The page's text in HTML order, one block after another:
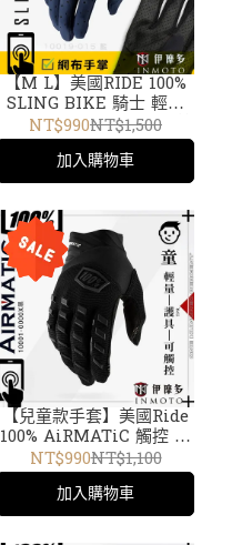
【M L】美國RIDE 100%
SLING BIKE 騎士 輕量
短手套 觸控 4向彈性材質
打孔透氣 越野 10019-015
藍
NT$990NT$1,500
加入購物車
【兒童款手套】美國Ride
100% AiRMATiC 觸控 輕
量騎士防護 短手套TPR護
具。黑10001-0000
NT$990NT$1,100
加入購物車